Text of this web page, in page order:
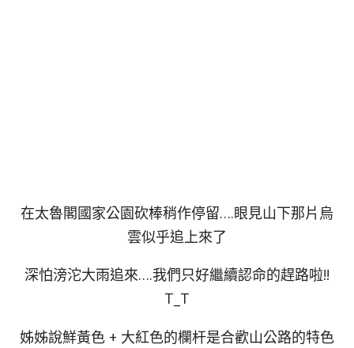
在太魯閣國家公園砍棒稍作停留….眼見山下那片烏
雲似乎追上來了
深怕滂沱大雨追來….我們只好繼續認命的趕路啦!!
T_T
姊姊說鮮黃色 + 大紅色的欄杆是合歡山公路的特色